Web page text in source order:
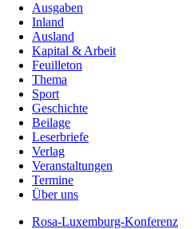
Ausgaben
Inland
Ausland
Kapital & Arbeit
Feuilleton
Thema
Sport
Geschichte
Beilage
Leserbriefe
Verlag
Veranstaltungen
Termine
Über uns
Rosa-Luxemburg-Konferenz